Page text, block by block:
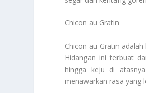
Chicon au Gratin
Chicon au Gratin
Hidangan ini terbuat
hingga keju di
menawarkan rasa yang